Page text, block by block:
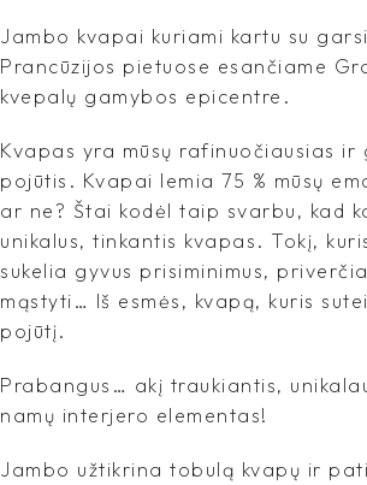
Jambo kvapai kuriami kartu su
Prancūzijos pietuose esančiame
kvepalų gamybos epicentre.
Kvapas yra mūsų rafinuočiausias ir
pojūtis. Kvapai lemia 75 % mūsų
ar ne? Štai kodėl taip svarbu, kad
unikalus, tinkantis kvapas. Tokį,
sukelia gyvus prisiminimus,
mąstyti… Iš esmės, kvapą, kuris
pojūtį.
Prabangus… akį traukiantis,
namų interjero elementas!
Jambo užtikrina tobulą kvapų ir